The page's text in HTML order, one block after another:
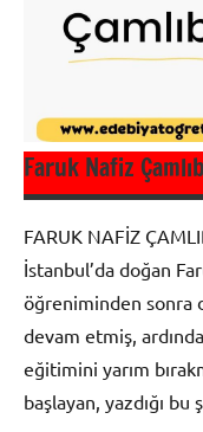
Makaleler
Faruk Nafiz
FARUK NAFİZ
İstanbul’da doğan
öğreniminden sonra
devam etmiş,
eğitimini yarım
başlayan, yazdığı